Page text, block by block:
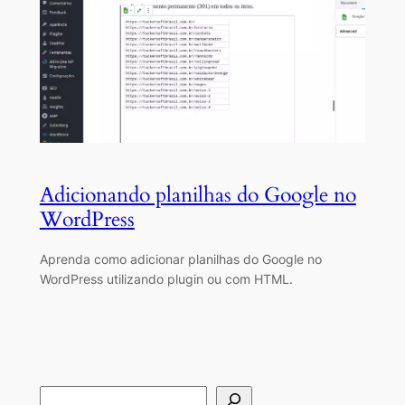
Adicionando planilhas do Google no
WordPress
Aprenda como adicionar planilhas do Google no
WordPress utilizando plugin ou com HTML.